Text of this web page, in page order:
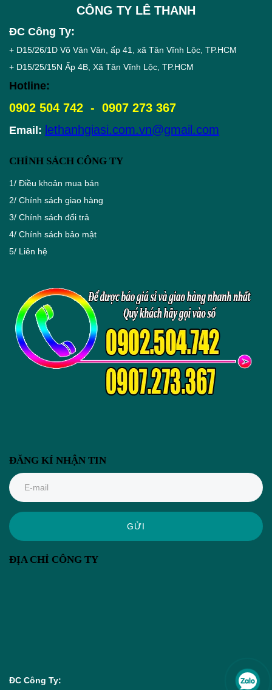
CÔNG TY LÊ THANH
ĐC Công Ty:
+ D15/26/1D Võ Văn Vân, ấp 41, xã Tân Vĩnh Lộc, TP.HCM
+ D15/25/15N Ấp 4B, Xã Tân Vĩnh Lộc, TP.HCM
Hotline:
0902 504 742 - 0907 273 367
Email: lethanhgiasi.com.vn@gmail.com
CHÍNH SÁCH CÔNG TY
1/ Điều khoản mua bán
2/ Chính sách giao hàng
3/ Chính sách đổi trả
4/ Chính sách bảo mật
5/ Liên hệ
ĐĂNG KÍ NHẬN TIN
GỬI
ĐỊA CHỈ CÔNG TY
ĐC Công Ty: